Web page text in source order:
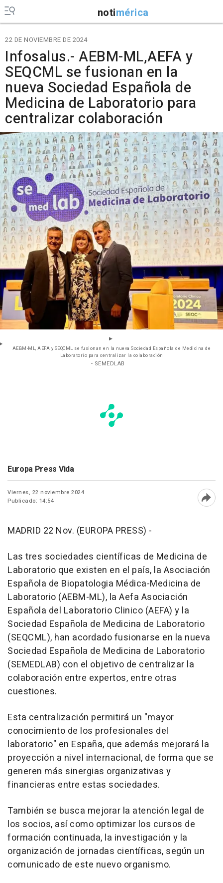
notimérica
22 DE NOVIEMBRE DE 2024
Infosalus.- AEBM-ML,AEFA y
SEQCML se fusionan en la
nueva Sociedad Española de
Medicina de Laboratorio para
centralizar colaboración
AEBM-ML, AEFA y SEQCML se fusionan en la nueva Sociedad Española de Medicina de
Laboratorio para centralizar la colaboración
- SEMEDLAB
Europa Press Vida
Viernes, 22 noviembre 2024
Publicado: 14:54
MADRID 22 Nov. (EUROPA PRESS) -
Las tres sociedades científicas de Medicina de
Laboratorio que existen en el país, la Asociación
Española de Biopatologia Médica-Medicina de
Laboratorio (AEBM-ML), la Aefa Asociación
Española del Laboratorio Clinico (AEFA) y la
Sociedad Española de Medicina de Laboratorio
(SEQCML), han acordado fusionarse en la nueva
Sociedad Española de Medicina de Laboratorio
(SEMEDLAB) con el objetivo de centralizar la
colaboración entre expertos, entre otras
cuestiones.
Esta centralización permitirá un "mayor
conocimiento de los profesionales del
laboratorio" en España, que además mejorará la
proyección a nivel internacional, de forma que se
generen más sinergias organizativas y
financieras entre estas sociedades.
También se busca mejorar la atención legal de
los socios, así como optimizar los cursos de
formación continuada, la investigación y la
organización de jornadas científicas, según un
comunicado de este nuevo organismo.